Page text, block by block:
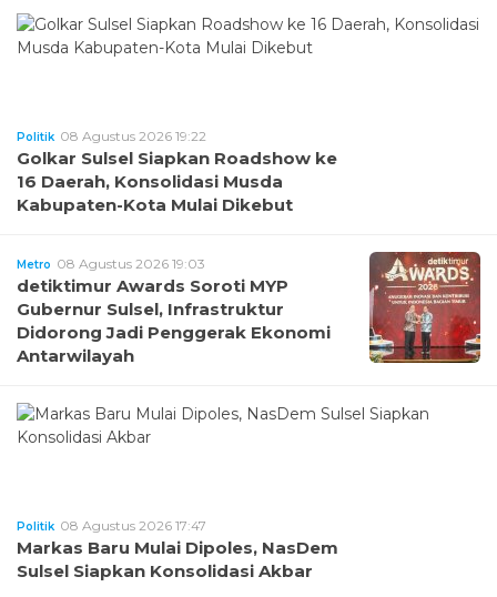
Politik 08 Agustus 2026 19:22
Golkar Sulsel Siapkan Roadshow ke
16 Daerah, Konsolidasi Musda
Kabupaten-Kota Mulai Dikebut
Metro 08 Agustus 2026 19:03
detiktimur Awards Soroti MYP
Gubernur Sulsel, Infrastruktur
Didorong Jadi Penggerak Ekonomi
Antarwilayah
Politik 08 Agustus 2026 17:47
Markas Baru Mulai Dipoles, NasDem
Sulsel Siapkan Konsolidasi Akbar